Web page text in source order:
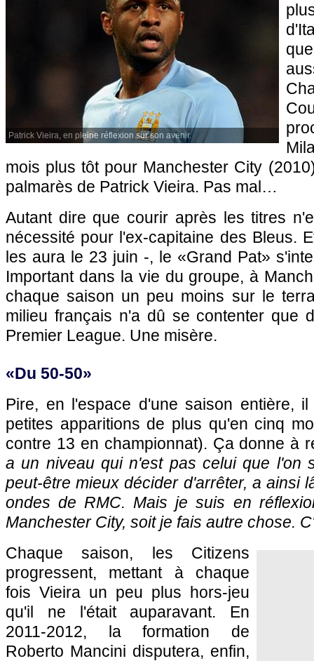
Patrick Vieira, en pleine réflexion sur son avenir.
mois plus tôt pour Manchester City
palmarès de Patrick Vieira. Pas mal…
Autant dire que courir après les titres
nécessité pour l'ex-capitaine des Bleus.
les aura le 23 juin -, le «Grand Pat»
Important dans la vie du groupe, à
chaque saison un peu moins sur le
milieu français n'a dû se contenter que
Premier League. Une misère.
«Du 50-50»
Pire, en l'espace d'une saison entière,
petites apparitions de plus qu'en cinq
contre 13 en championnat). Ça donne à
a un niveau qui n'est pas celui que l'on
peut-être mieux décider d'arrêter, a ainsi
ondes de RMC. Mais je suis en
Manchester City, soit je fais autre chose.
Chaque saison, les Citizens
progressent, mettant à chaque
fois Vieira un peu plus hors-jeu
qu'il ne l'était auparavant. En
2011-2012, la formation de
Roberto Mancini disputera, enfin,